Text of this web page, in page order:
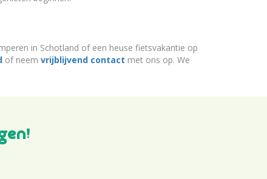
in Schotland of een heuse fietsvakantie op
of neem vrijblijvend contact met ons op. We